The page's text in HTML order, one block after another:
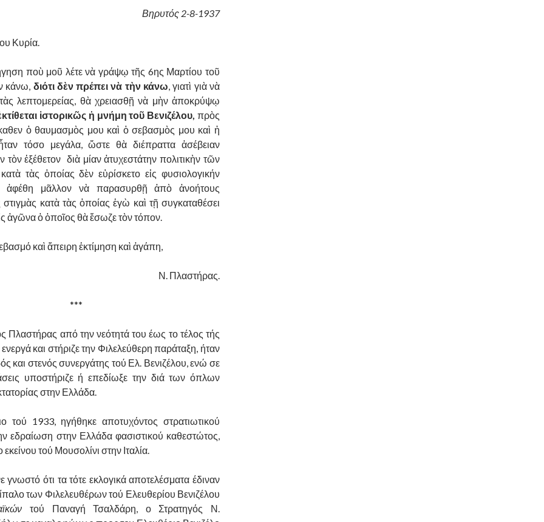
Βηρυτός 2-8-1937
Κυρία.
ποὺ μοῦ λέτε νὰ γράψῳ τῆς 6ης Μαρτίου τοῦ
κάνω, διότι δὲν πρέπει νὰ τὴν κάνω, γιατὶ γιὰ νὰ
λεπτομερείας, θὰ χρειασθῇ νὰ μὴν ἀποκρύψῳ
ἱστορικῶς ἡ μνήμη τοῦ Βενιζέλου, πρὸς
ὁ θαυμασμὸς μου καὶ ὁ σεβασμὸς μου καὶ ἡ
τόσο μεγάλα, ὥστε θὰ διέπραττα ἀσέβειαν
ἐξέθετον διὰ μίαν ἀτυχεστάτην πολιτικὴν τῶν
τὰς ὁποίας δὲν εὑρίσκετο εἰς φυσιολογικήν
ἀφέθη μᾶλλον νὰ παρασυρθῇ ἀπὸ ἀνοήτους
κατὰ τὰς ὁποίας ἐγὼ καὶ τῇ συγκαταθέσει
ἀγῶνα ὁ ὁποῖος θὰ ἔσωζε τὸν τόπον.
καὶ ἄπειρη ἐκτίμηση καὶ ἀγάπη,
Ν. Πλαστήρας.
***
Πλαστήρας από την νεότητά του έως το τέλος τής
και στήριζε την Φιλελεύθερη παράταξη, ήταν
και στενός συνεργάτης τού Ελ. Βενιζέλου, ενώ σε
υποστήριζε ή επεδίωξε την διά των όπλων
στην Ελλάδα.
τού 1933, ηγήθηκε αποτυχόντος στρατιωτικού
εδραίωση στην Ελλάδα φασιστικού καθεστώτος,
τού Μουσολίνι στην Ιταλία.
γνωστό ότι τα τότε εκλογικά αποτελέσματα έδιναν
των Φιλελευθέρων τού Ελευθερίου Βενιζέλου
τού Παναγή Τσαλδάρη, ο Στρατηγός Ν.